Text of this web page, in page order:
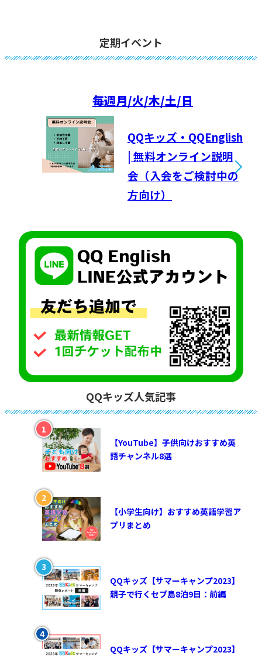
定期イベント
毎週月/火/木/土/日
QQキッズ・QQEnglish
| 無料オンライン説明
会（入会をご検討中の
方向け）
QQキッズ人気記事
【YouTube】子供向けおすすめ英
語チャンネル8選
【小学生向け】おすすめ英語学習ア
プリまとめ
QQキッズ【サマーキャンプ2023】
親子で行くセブ島8泊9日：前編
QQキッズ【サマーキャンプ2023】